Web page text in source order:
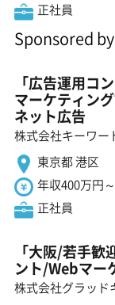
正社員
Sponsored by
「広告運用コ
マーケティン
ネット広告
株式会社キーワー
東京都 港区
年収400万円
正社員
「大阪/若手
ント/Webマー
株式会社グラッド